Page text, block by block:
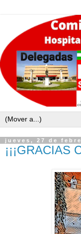
jueves, 27 de
¡¡¡GRACIAS